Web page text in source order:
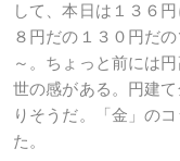
して、本日は１３６
８円だの１３０円だ
～。ちょっと前には
世の感がある。円建
りそうだ。「金」の
た。